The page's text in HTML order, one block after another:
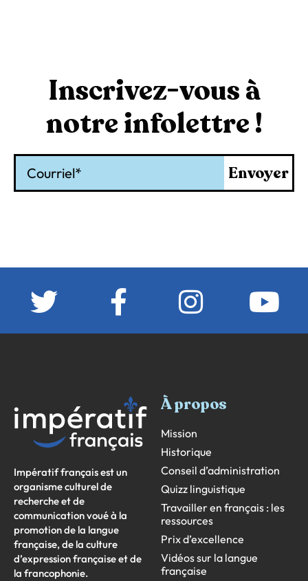
Inscrivez-vous à
notre infolettre !
Envoyer
Impératif français est un
organisme culturel de
recherche et de
communication voué à la
promotion de la langue
française, de la culture
d’expression française et de
la francophonie.
À propos
Mission
Historique
Conseil d’administration
Quizz linguistique
Travailler en français : les
ressources
Prix d’excellence
Vidéos sur la langue
française